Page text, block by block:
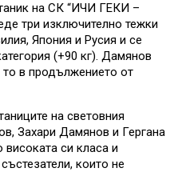
на СК “ИЧИ ГЕКИ –
три изключително тежки
Япония и Русия и се
(+90 кг). Дамянов
в продължението от
на световния
Захари Дамянов и Гергана
си класа и
които не